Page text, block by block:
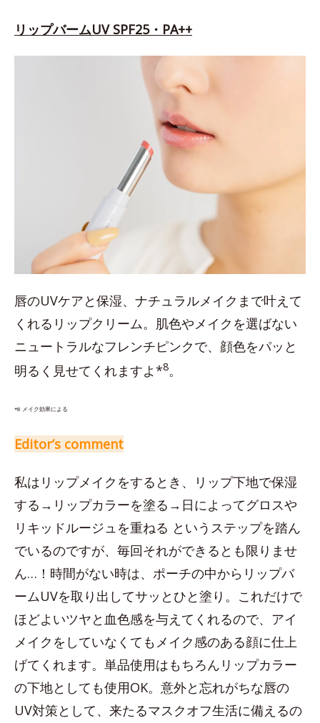
リップバームUV SPF25・PA++
唇のUVケアと保湿、ナチュラルメイクまで叶えて
くれるリップクリーム。肌色やメイクを選ばない
ニュートラルなフレンチピンクで、顔色をパッと
明るく見せてくれますよ*8。
*8 メイク効果による
Editor’s comment
私はリップメイクをするとき、リップ下地で保湿
する→リップカラーを塗る→日によってグロスや
リキッドルージュを重ねる というステップを踏ん
でいるのですが、毎回それができるとも限りませ
ん…！時間がない時は、ポーチの中からリップバ
ームUVを取り出してサッとひと塗り。これだけで
ほどよいツヤと血色感を与えてくれるので、アイ
メイクをしていなくてもメイク感のある顔に仕上
げてくれます。単品使用はもちろんリップカラー
の下地としても使用OK。意外と忘れがちな唇の
UV対策として、来たるマスクオフ生活に備えるの